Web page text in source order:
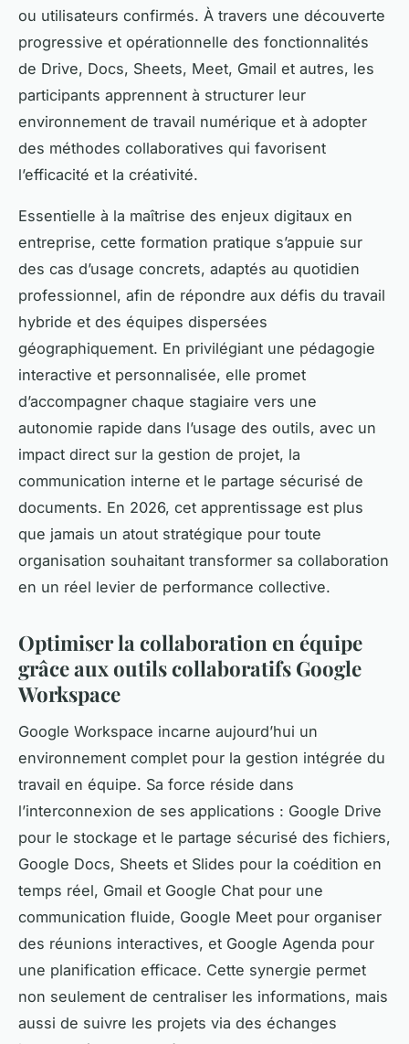
ou utilisateurs confirmés. À travers une découverte
progressive et opérationnelle des fonctionnalités
de Drive, Docs, Sheets, Meet, Gmail et autres, les
participants apprennent à structurer leur
environnement de travail numérique et à adopter
des méthodes collaboratives qui favorisent
l’efficacité et la créativité.
Essentielle à la maîtrise des enjeux digitaux en
entreprise, cette formation pratique s’appuie sur
des cas d’usage concrets, adaptés au quotidien
professionnel, afin de répondre aux défis du travail
hybride et des équipes dispersées
géographiquement. En privilégiant une pédagogie
interactive et personnalisée, elle promet
d’accompagner chaque stagiaire vers une
autonomie rapide dans l’usage des outils, avec un
impact direct sur la gestion de projet, la
communication interne et le partage sécurisé de
documents. En 2026, cet apprentissage est plus
que jamais un atout stratégique pour toute
organisation souhaitant transformer sa collaboration
en un réel levier de performance collective.
Optimiser la collaboration en équipe
grâce aux outils collaboratifs Google
Workspace
Google Workspace incarne aujourd’hui un
environnement complet pour la gestion intégrée du
travail en équipe. Sa force réside dans
l’interconnexion de ses applications : Google Drive
pour le stockage et le partage sécurisé des fichiers,
Google Docs, Sheets et Slides pour la coédition en
temps réel, Gmail et Google Chat pour une
communication fluide, Google Meet pour organiser
des réunions interactives, et Google Agenda pour
une planification efficace. Cette synergie permet
non seulement de centraliser les informations, mais
aussi de suivre les projets via des échanges